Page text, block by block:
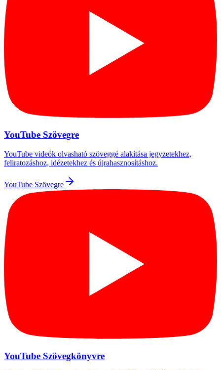
YouTube Szövegre
YouTube videók olvasható szöveggé alakítása jegyzetekhez,
feliratozáshoz, idézetekhez és újrahasznosításhoz.
YouTube Szövegre
YouTube Szövegkönyvre